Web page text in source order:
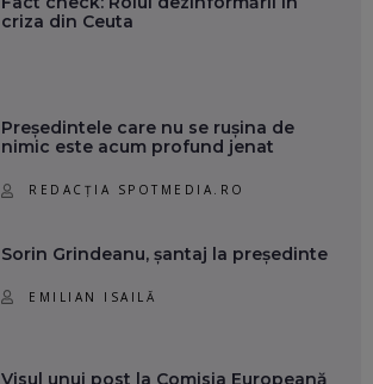
criza din Ceuta
Președintele care nu se rușina de
nimic este acum profund jenat
REDACȚIA SPOTMEDIA.RO
Sorin Grindeanu, șantaj la președinte
EMILIAN ISAILĂ
Visul unui post la Comisia Europeană